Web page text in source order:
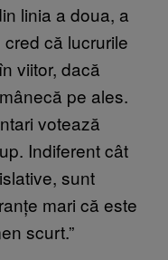
linia a doua, a
cred că lucrurile
viitor, dacă
pe ales.
votează
Indiferent cât
sunt
mari că este
scurt.”